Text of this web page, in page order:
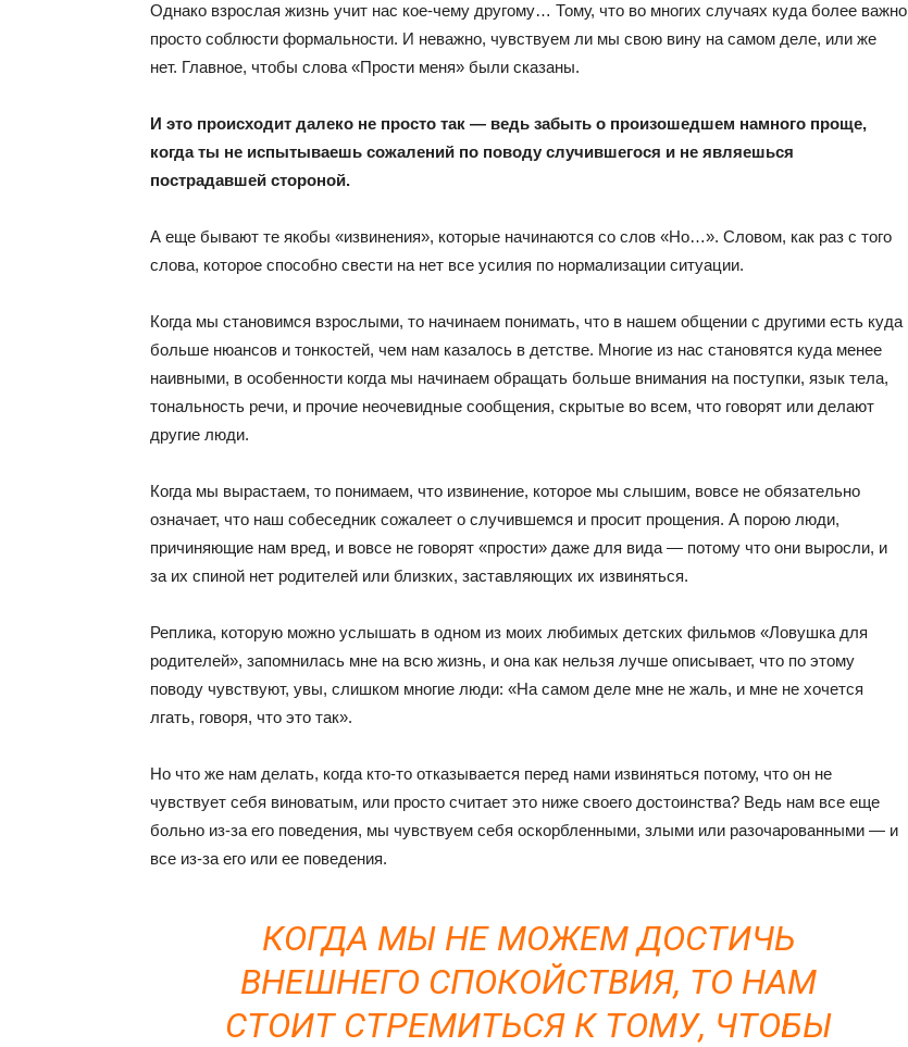
Однако взрослая жизнь учит нас кое-чему другому… Тому, что во многих случаях куда более важно
просто соблюсти формальности. И неважно, чувствуем ли мы свою вину на самом деле, или же
нет. Главное, чтобы слова «Прости меня» были сказаны.
И это происходит далеко не просто так — ведь забыть о произошедшем намного проще,
когда ты не испытываешь сожалений по поводу случившегося и не являешься
пострадавшей стороной.
А еще бывают те якобы «извинения», которые начинаются со слов «Но…». Словом, как раз с того
слова, которое способно свести на нет все усилия по нормализации ситуации.
Когда мы становимся взрослыми, то начинаем понимать, что в нашем общении с другими есть куда
больше нюансов и тонкостей, чем нам казалось в детстве. Многие из нас становятся куда менее
наивными, в особенности когда мы начинаем обращать больше внимания на поступки, язык тела,
тональность речи, и прочие неочевидные сообщения, скрытые во всем, что говорят или делают
другие люди.
Когда мы вырастаем, то понимаем, что извинение, которое мы слышим, вовсе не обязательно
означает, что наш собеседник сожалеет о случившемся и просит прощения. А порою люди,
причиняющие нам вред, и вовсе не говорят «прости» даже для вида — потому что они выросли, и
за их спиной нет родителей или близких, заставляющих их извиняться.
Реплика, которую можно услышать в одном из моих любимых детских фильмов «Ловушка для
родителей», запомнилась мне на всю жизнь, и она как нельзя лучше описывает, что по этому
поводу чувствуют, увы, слишком многие люди: «На самом деле мне не жаль, и мне не хочется
лгать, говоря, что это так».
Но что же нам делать, когда кто-то отказывается перед нами извиняться потому, что он не
чувствует себя виноватым, или просто считает это ниже своего достоинства? Ведь нам все еще
больно из-за его поведения, мы чувствуем себя оскорбленными, злыми или разочарованными — и
все из-за его или ее поведения.
КОГДА МЫ НЕ МОЖЕМ ДОСТИЧЬ
ВНЕШНЕГО СПОКОЙСТВИЯ, ТО НАМ
СТОИТ СТРЕМИТЬСЯ К ТОМУ, ЧТОБЫ